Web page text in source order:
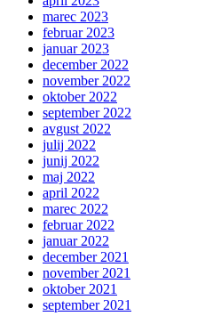
marec 2023
februar 2023
januar 2023
december 2022
november 2022
oktober 2022
september 2022
avgust 2022
julij 2022
junij 2022
maj 2022
april 2022
marec 2022
februar 2022
januar 2022
december 2021
november 2021
oktober 2021
september 2021